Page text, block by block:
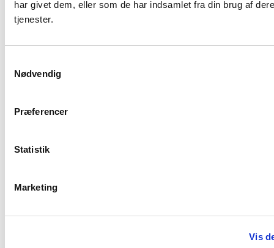
har givet dem, eller som de har indsamlet fra din brug af
tjenester.
Nødvendig
Præferencer
Statistik
Marketing
Vis
Carsten Renee
Salgskonsulent - Toyota
Email:
Værksted